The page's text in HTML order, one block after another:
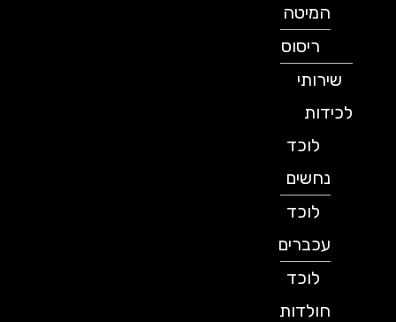
המיטה
ריסוס
שירותי
לכידות
לוכד
נחשים
לוכד
עכברים
לוכד
חולדות